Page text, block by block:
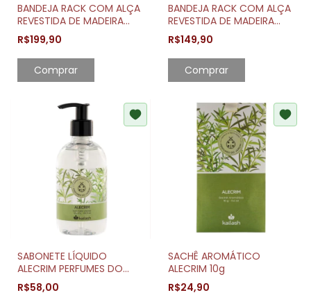
BANDEJA RACK COM ALÇA
REVESTIDA DE MADEIRA
40CM X 30,7CM
R$199,90
Comprar
BANDEJA RACK COM ALÇA
REVESTIDA DE MADEIRA
33,8CM X 23,7CM
R$149,90
Comprar
SABONETE LÍQUIDO
ALECRIM PERFUMES DO
JARDIM 250ML
R$58,00
SACHÊ AROMÁTICO
ALECRIM 10g
R$24,90